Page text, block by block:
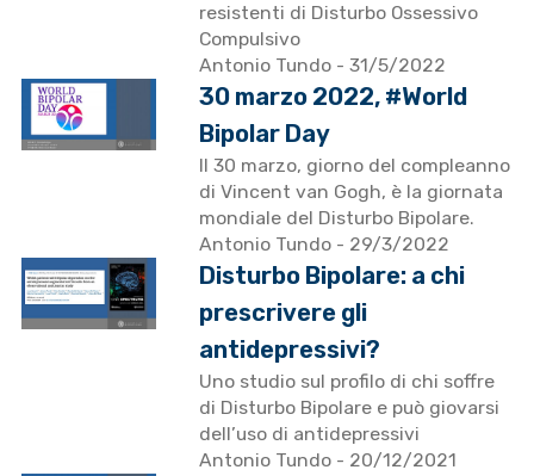
resistenti di Disturbo Ossessivo
Compulsivo
Antonio Tundo - 31/5/2022
30 marzo 2022, #World
Bipolar Day
Il 30 marzo, giorno del compleanno
di Vincent van Gogh, è la giornata
mondiale del Disturbo Bipolare.
Antonio Tundo - 29/3/2022
Disturbo Bipolare: a chi
prescrivere gli
antidepressivi?
Uno studio sul profilo di chi soffre
di Disturbo Bipolare e può giovarsi
dell’uso di antidepressivi
Antonio Tundo - 20/12/2021